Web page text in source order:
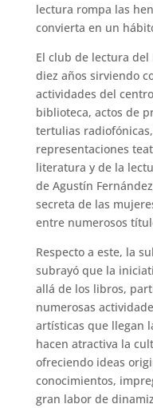
lectura rompa las
convierta en un
El club de lectura del
diez años sirviendo
actividades del
biblioteca, actos de
tertulias
representaciones
literatura y de la
de Agustín
secreta de las
entre numerosos
Respecto a este, la
subrayó que la
allá de los libros,
numerosas
artísticas que llegan
hacen atractiva la
ofreciendo ideas
conocimientos,
gran labor de